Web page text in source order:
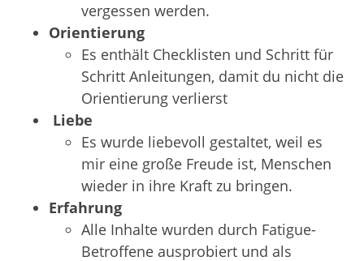
vergessen werden.
Orientierung
Es enthält Checklisten und Schritt für
Schritt Anleitungen, damit du nicht die
Orientierung verlierst
Liebe
Es wurde liebevoll gestaltet, weil es
mir eine große Freude ist, Menschen
wieder in ihre Kraft zu bringen.
Erfahrung
Alle Inhalte wurden durch Fatigue-
Betroffene ausprobiert und als